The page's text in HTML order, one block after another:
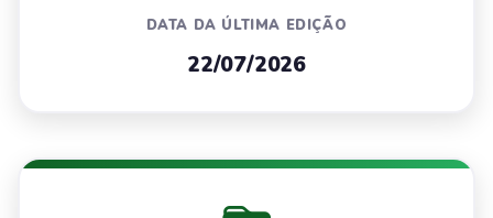
DATA DA ÚLTIMA EDIÇÃO
22/07/2026